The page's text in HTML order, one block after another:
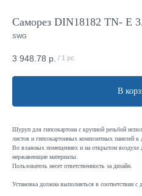
Саморез DIN18182 TN- E
SWG
3 948.78 р. / 1 pc
В
Шуруп для гипсокартона с крупной резьбой
листов и гипсокартонных композитных панелей
Во влажных помещениях и на открытом воздухе
нержавеющие материалы.
Пользователь несет ответственность за дизайн.
Установка должна выполняться в соответствии с